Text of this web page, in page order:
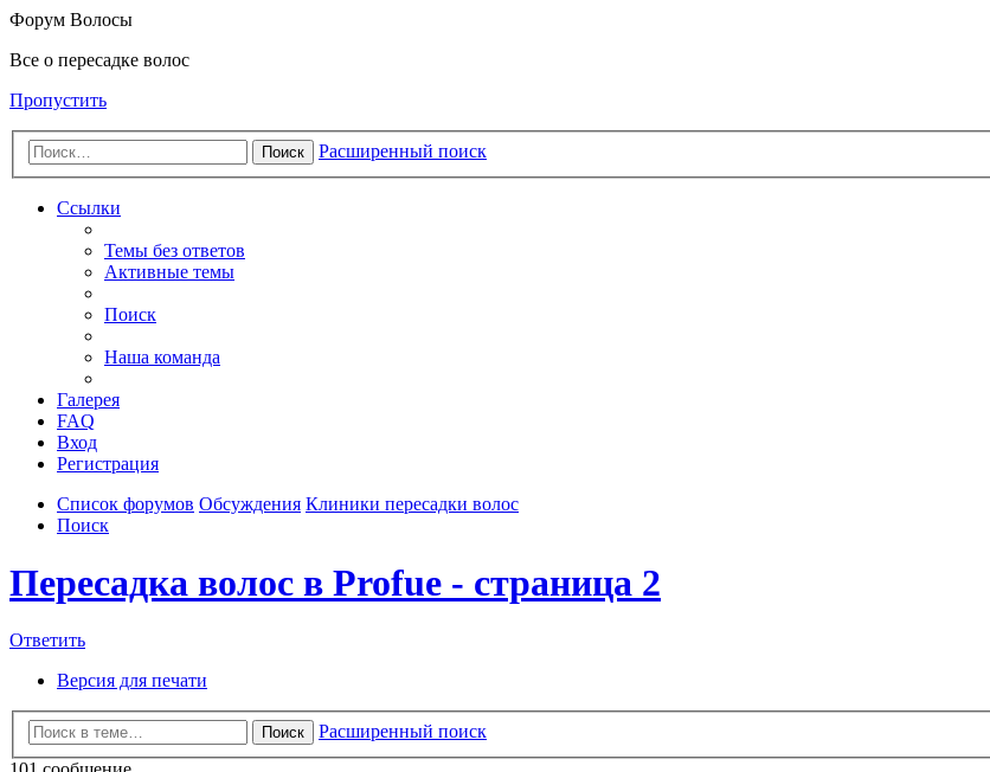
Форум Волосы
Все о пересадке волос
Пропустить
Поиск Расширенный поиск
Ссылки
Темы без ответов
Активные темы
Поиск
Наша команда
Галерея
FAQ
Вход
Регистрация
Список форумов Обсуждения Клиники пересадки волос
Поиск
Пересадка волос в Profue - страница 2
Ответить
Версия для печати
Поиск
Расширенный поиск